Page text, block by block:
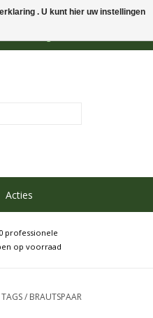
Acties
professionele
op voorraad
TAGS/ BRAUTSPAAR
. U kunt hier uw instellingen